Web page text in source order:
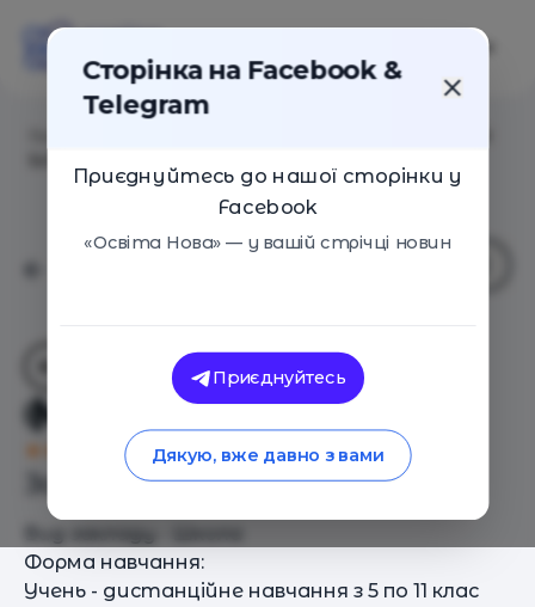
Оцінка 5 - 4 голоси
Загальний опис
Форма навчання:
Учень - дистанційне навчання з 5 по 11 клас
Сторінка на Facebook &
Telegram
Приєднуйтесь до нашої сторінки у
Facebook
«Освіта Нова» — у вашій стрічці новин
Приєднуйтесь
Дякую, вже давно з вами